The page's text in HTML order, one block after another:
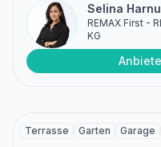
Selina
REMAX First -
KG
Terrasse Garten Garage